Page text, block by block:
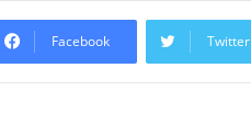
Facebook Twitter